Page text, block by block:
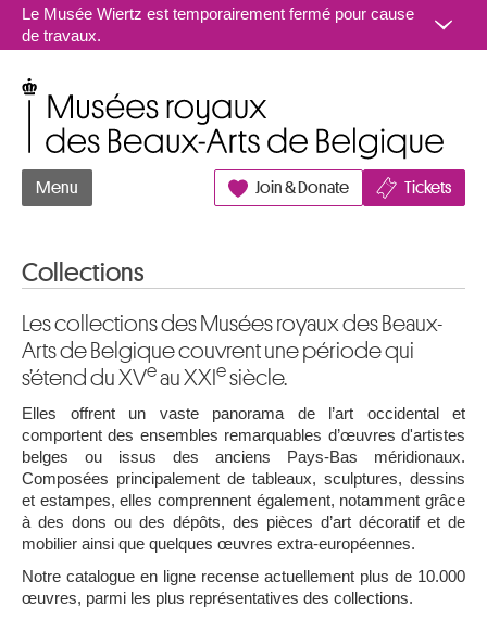
Aller au contenu
Le Musée Wiertz est temporairement fermé pour cause
de travaux.
Menu Join & Donate Tickets
Collections
Les collections des Musées royaux des Beaux-
Arts de Belgique couvrent une période qui
s’étend du XVeau XXI esiècle.
Elles offrent un vaste panorama de l’art occidental et
comportent des ensembles remarquables d’œuvres d'artistes
belges ou issus des anciens Pays-Bas méridionaux.
Composées principalement de tableaux, sculptures, dessins
et estampes, elles comprennent également, notamment grâce
à des dons ou des dépôts, des pièces d’art décoratif et de
mobilier ainsi que quelques œuvres extra-européennes.
Notre catalogue en ligne recense actuellement plus de 10.000
œuvres, parmi les plus représentatives des collections.